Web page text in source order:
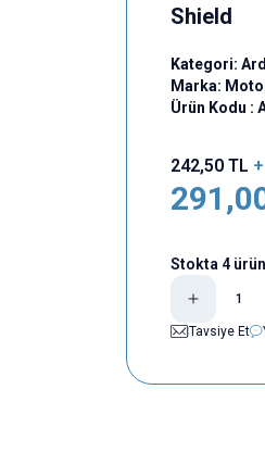
Shield
Kategori:
Marka:
Ürün Kodu :
242,50TL
Stokta 4 ürün
Tavsiye Et